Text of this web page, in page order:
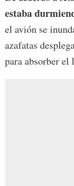
estaba
el avión se
azafatas
para absorber el